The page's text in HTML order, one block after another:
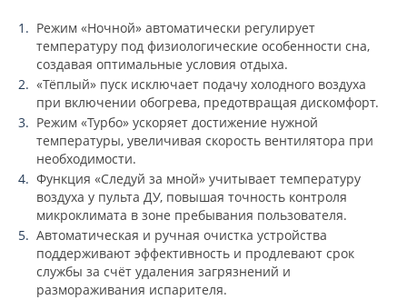
Режим «Ночной» автоматически регулирует
температуру под физиологические особенности сна,
создавая оптимальные условия отдыха.
«Тёплый» пуск исключает подачу холодного воздуха
при включении обогрева, предотвращая дискомфорт.
Режим «Турбо» ускоряет достижение нужной
температуры, увеличивая скорость вентилятора при
необходимости.
Функция «Следуй за мной» учитывает температуру
воздуха у пульта ДУ, повышая точность контроля
микроклимата в зоне пребывания пользователя.
Автоматическая и ручная очистка устройства
поддерживают эффективность и продлевают срок
службы за счёт удаления загрязнений и
размораживания испарителя.